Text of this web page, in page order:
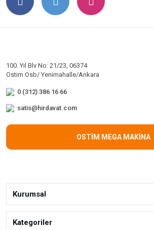
100. Yıl Blv No: 21/23, 06374
Ostim Osb/ Yenimahalle/Ankara
0 (312) 386 16 66
satis@hirdavat.com
OSTİM MEGA MAKİNA
Kurumsal
Kategoriler